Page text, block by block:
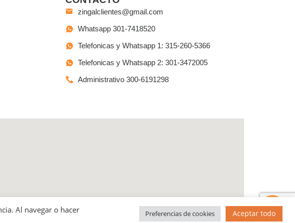
zingalclientes@gmail.com
Whatsapp 301-7418520
Telefonicas y Whatsapp 1: 315-260-5366
Telefonicas y Whatsapp 2: 301-3472005
Administrativo 300-6191298
Tienes preguntas?